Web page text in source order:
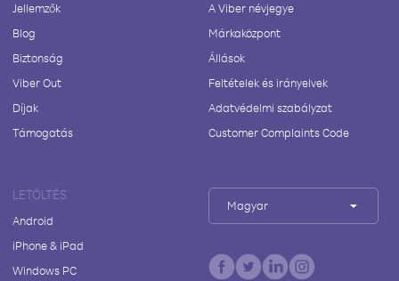
Jellemzők
Blog
Biztonság
Viber Out
Díjak
Támogatás
A Viber névjegye
Márkaközpont
Állások
Feltételek és irányelvek
Adatvédelmi szabályzat
Customer Complaints Code
LETÖLTÉS
Android
iPhone & iPad
Windows PC
Magyar